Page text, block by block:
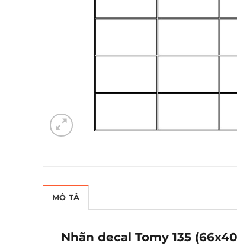
MÔ TẢ
Nhãn decal Tomy 135